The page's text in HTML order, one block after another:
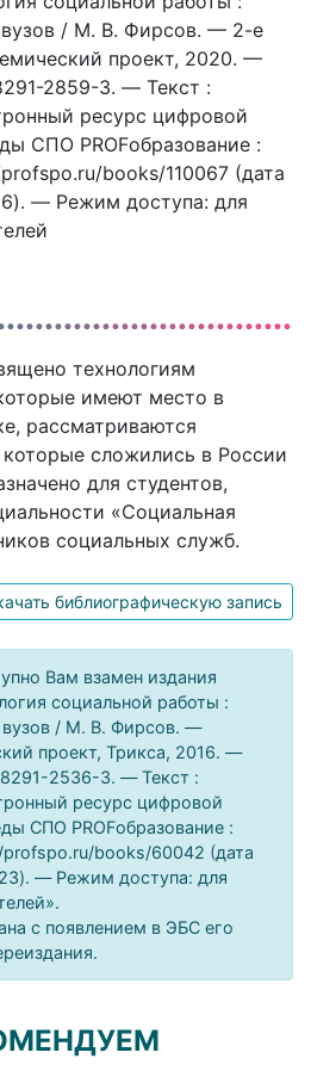
вузов / М. В. Фирсов. — 2-е
проект, 2020. —
2859-3. — Текст :
ресурс цифровой
СПО PROFобразование :
books/110067 (дата
— Режим доступа: для
технологиям
имеют место в
рассматриваются
сложились в России
для студентов,
«Социальная
социальных служб.
библиографическую запись
Вам взамен издания
социальной работы :
вузов / М. В. Фирсов. —
проект, Трикса, 2016. —
2536-3. — Текст :
ресурс цифровой
СПО PROFобразование :
books/60042 (дата
— Режим доступа: для
с появлением в ЭБС его